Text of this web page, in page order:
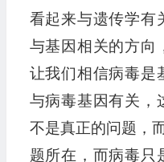
看起来与遗传学有
与基因相关的方向
让我们相信病毒是
与病毒基因有关，
不是真正的问题，
题所在，而病毒只